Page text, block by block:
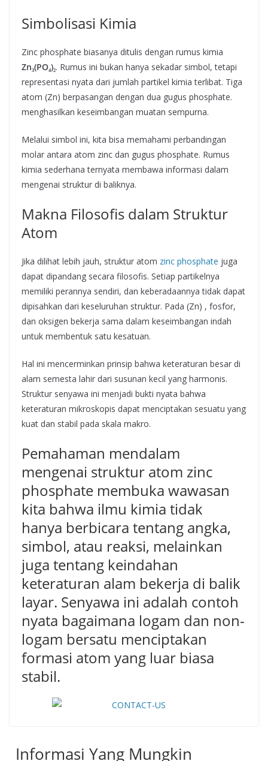
Simbolisasi Kimia
Zinc phosphate biasanya ditulis dengan rumus kimia
Zn₃(PO₄)₂. Rumus ini bukan hanya sekadar simbol, tetapi
representasi nyata dari jumlah partikel kimia terlibat. Tiga
atom (Zn) berpasangan dengan dua gugus phosphate.
menghasilkan keseimbangan muatan sempurna.
Melalui simbol ini, kita bisa memahami perbandingan
molar antara atom zinc dan gugus phosphate. Rumus
kimia sederhana ternyata membawa informasi dalam
mengenai struktur di baliknya.
Makna Filosofis dalam Struktur
Atom
Jika dilihat lebih jauh, struktur atom zinc phosphate juga
dapat dipandang secara filosofis. Setiap partikelnya
memiliki perannya sendiri, dan keberadaannya tidak dapat
dipisahkan dari keseluruhan struktur. Pada (Zn) , fosfor,
dan oksigen bekerja sama dalam keseimbangan indah
untuk membentuk satu kesatuan.
Hal ini mencerminkan prinsip bahwa keteraturan besar di
alam semesta lahir dari susunan kecil yang harmonis.
Struktur senyawa ini menjadi bukti nyata bahwa
keteraturan mikroskopis dapat menciptakan sesuatu yang
kuat dan stabil pada skala makro.
Pemahaman mendalam
mengenai struktur atom zinc
phosphate membuka wawasan
kita bahwa ilmu kimia tidak
hanya berbicara tentang angka,
simbol, atau reaksi, melainkan
juga tentang keindahan
keteraturan alam bekerja di balik
layar. Senyawa ini adalah contoh
nyata bagaimana logam dan non-
logam bersatu menciptakan
formasi atom yang luar biasa
stabil.
Informasi Yang Mungkin